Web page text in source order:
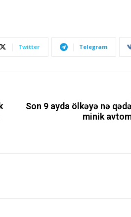
Twitter Telegram
Son 9 ayda ölkəyə nə
minik